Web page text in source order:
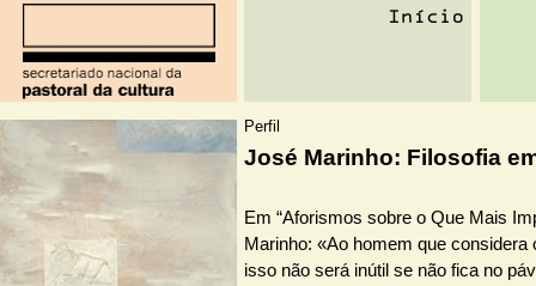
Perfil
José Marinho: Filosofia
Em “Aforismos sobre o Que Mais
Marinho: «Ao homem que considera
isso não será inútil se não fica no